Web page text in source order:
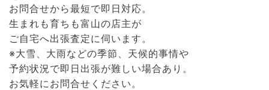
お問合せから最短で即日対応。
生まれも育ちも富山の店主が
ご自宅へ出張査定に伺います。
※大雪、大雨などの季節、天候的事情や
予約状況で即日出張が難しい場合あり。
お気軽にお問合せください。